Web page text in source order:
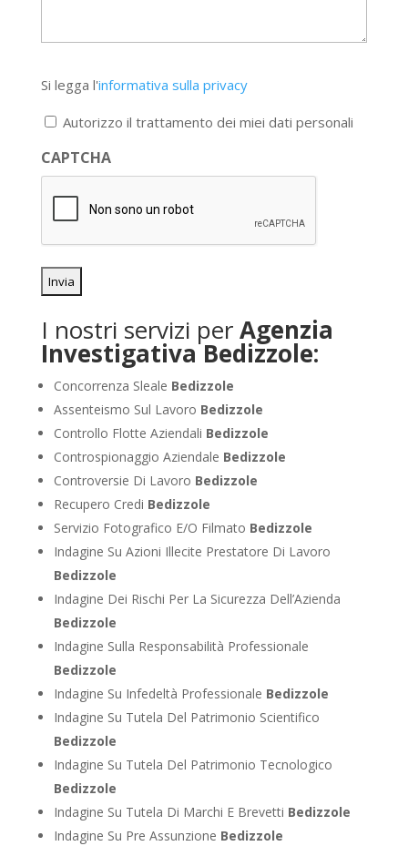
legga
l'informativa
privacy
*
Si legga l'informativa sulla privacy
Autorizzo il trattamento dei miei dati personali
CAPTCHA
I nostri servizi perAgenzia
Investigativa Bedizzole:
Concorrenza Sleale Bedizzole
Assenteismo Sul Lavoro Bedizzole
Controllo Flotte Aziendali Bedizzole
Controspionaggio Aziendale Bedizzole
Controversie Di Lavoro Bedizzole
Recupero Credi Bedizzole
Servizio Fotografico E/O Filmato Bedizzole
Indagine Su Azioni Illecite Prestatore Di Lavoro
Bedizzole
Indagine Dei Rischi Per La Sicurezza Dell’Azienda
Bedizzole
Indagine Sulla Responsabilità Professionale
Bedizzole
Indagine Su Infedeltà Professionale Bedizzole
Indagine Su Tutela Del Patrimonio Scientifico
Bedizzole
Indagine Su Tutela Del Patrimonio Tecnologico
Bedizzole
Indagine Su Tutela Di Marchi E Brevetti Bedizzole
Indagine Su Pre Assunzione Bedizzole